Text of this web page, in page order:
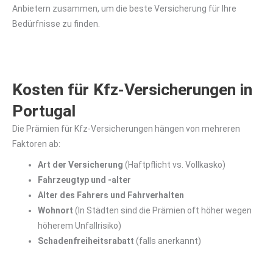
Anbietern zusammen, um die beste Versicherung für Ihre
Bedürfnisse zu finden.
Kosten für Kfz-Versicherungen in
Portugal
Die Prämien für Kfz-Versicherungen hängen von mehreren
Faktoren ab:
Art der Versicherung (Haftpflicht vs. Vollkasko)
Fahrzeugtyp und -alter
Alter des Fahrers und Fahrverhalten
Wohnort (In Städten sind die Prämien oft höher wegen
höherem Unfallrisiko)
Schadenfreiheitsrabatt (falls anerkannt)